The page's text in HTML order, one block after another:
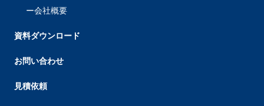
会社概要
資料ダウンロード
お問い合わせ
見積依頼